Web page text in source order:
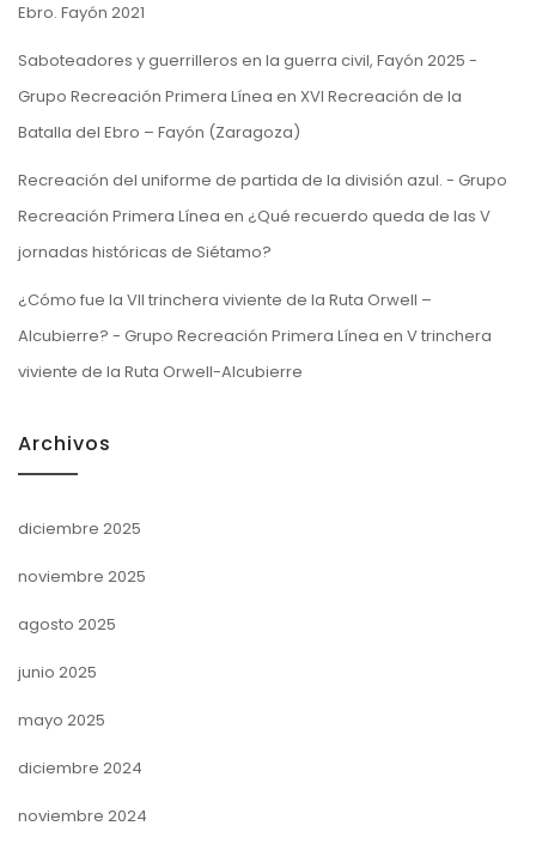
Ebro. Fayón 2021
Saboteadores y guerrilleros en la guerra civil, Fayón 2025 -
Grupo Recreación Primera Línea en XVI Recreación de la
Batalla del Ebro – Fayón (Zaragoza)
Recreación del uniforme de partida de la división azul. - Grupo
Recreación Primera Línea en ¿Qué recuerdo queda de las V
jornadas históricas de Siétamo?
¿Cómo fue la VII trinchera viviente de la Ruta Orwell –
Alcubierre? - Grupo Recreación Primera Línea en V trinchera
viviente de la Ruta Orwell-Alcubierre
Archivos
diciembre 2025
noviembre 2025
agosto 2025
junio 2025
mayo 2025
diciembre 2024
noviembre 2024